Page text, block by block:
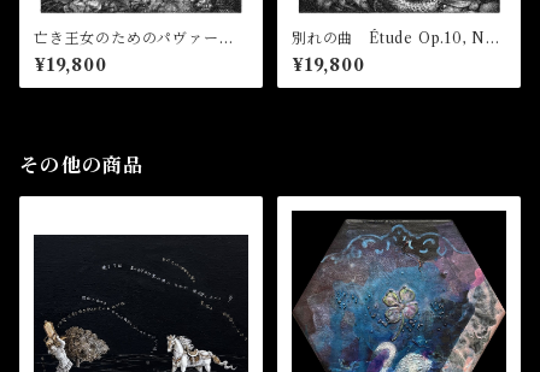
亡き王女のためのパヴァー
ヌ Pavane pour une infant
e défunte 作：飴屋晶貴
¥19,800
別れの曲 Étude Op.10, No.
3 作：飴屋晶貴
¥19,800
その他の商品